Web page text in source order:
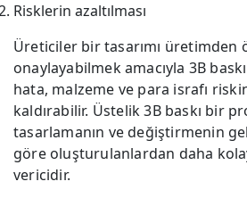
Risklerin azaltılması
Üreticiler bir tasarımı üretimden
onaylayabilmek amacıyla 3B
hata, malzeme ve para israfı
kaldırabilir. Üstelik 3B baskı bir
tasarlamanın ve değiştirmenin
göre oluşturulanlardan daha
vericidir.